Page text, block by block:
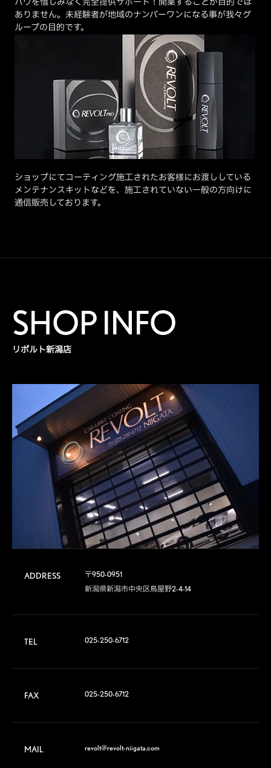
ハウを惜しみなく完全提供サポート！開業することが目的では
ありません。未経験者が地域のナンバーワンになる事が我々グ
ループの目的です。
ショップにてコーティング施工されたお客様にお渡ししている
メンテナンスキットなどを、施工されていない一般の方向けに
通信販売しております。
SHOP INFO
リボルト新潟店
ADDRESS
〒950-0951
新潟県新潟市中央区鳥屋野2-4-14
TEL 025-250-6712
FAX 025-250-6712
MAIL revolt@revolt-niigata.com